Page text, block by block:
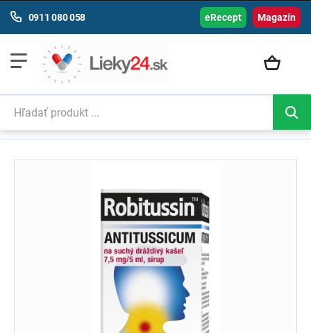
Magazín
0911 080 058 eRecept